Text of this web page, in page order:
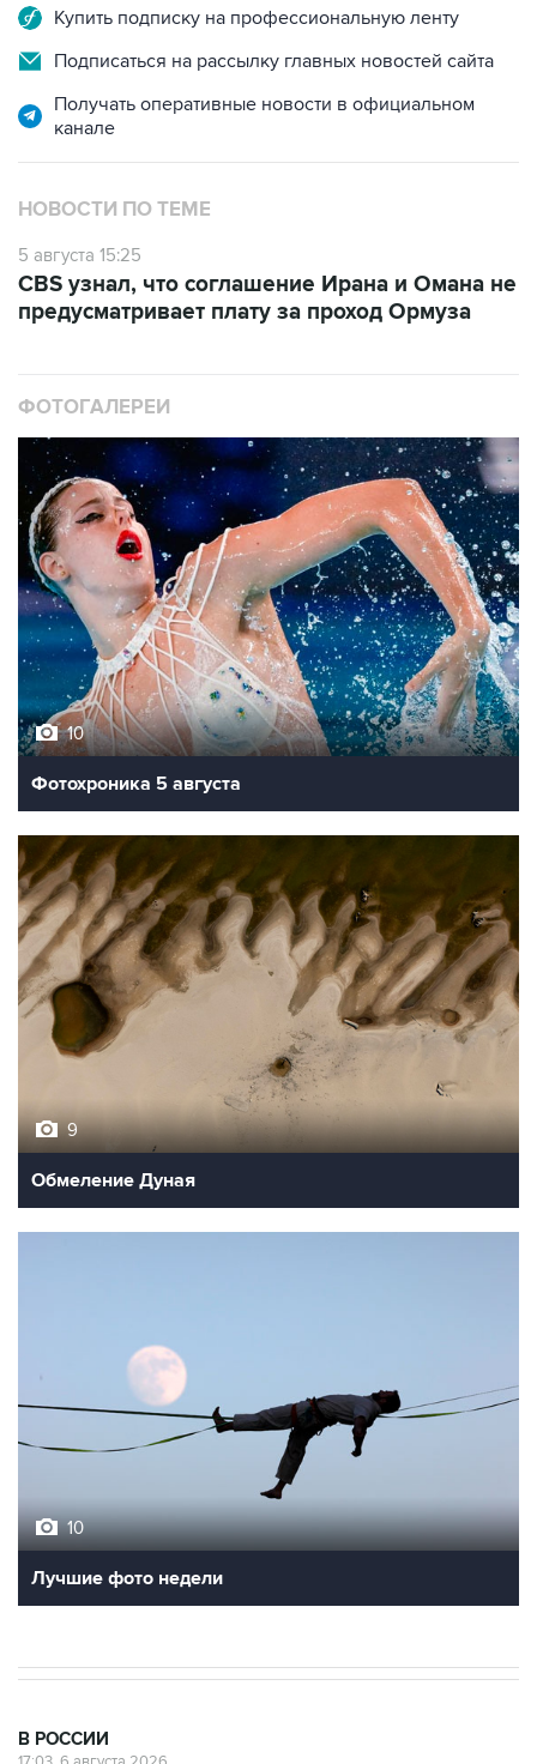
Купить подписку на профессиональную ленту
Подписаться на рассылку главных новостей сайта
Получать оперативные новости в официальном
канале
НОВОСТИ ПО ТЕМЕ
5 августа 15:25
CBS узнал, что соглашение Ирана и Омана не
предусматривает плату за проход Ормуза
ФОТОГАЛЕРЕИ
10
Фотохроника 5 августа
9
Обмеление Дуная
10
Лучшие фото недели
В РОССИИ